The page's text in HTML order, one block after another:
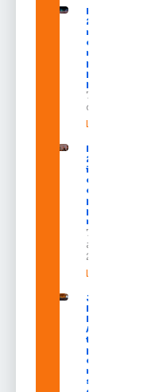
Expofeira
2026 começa
neste sábado
com shows,
negócios e
programação
para todos os
públicos
7 de agosto
de 2026
Leia mais »
Expofeira
2026
impulsiona
economia
e aumenta
procura
por hotéis
na capital
7 de
agosto de
2026
Leia mais »
Juiz
Diego
Moura de
Araújo
toma
posse
como
membro
substituto